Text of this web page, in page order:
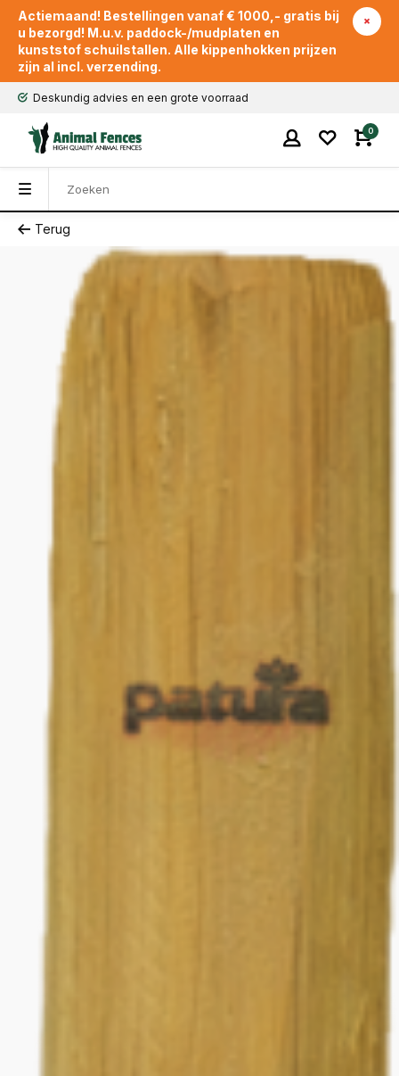
Actiemaand! Bestellingen vanaf € 1000,- gratis bij
u bezorgd! M.u.v. paddock-/mudplaten en
kunststof schuilstallen. Alle kippenhokken prijzen
zijn al incl. verzending.
Eigen transport en snel geleverd
0
Terug